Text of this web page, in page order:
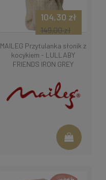
MAILEG Przytulanka słonik z
kocykiem - LULLABY
FRIENDS IRON GREY
104,30 zł
149,00 zł